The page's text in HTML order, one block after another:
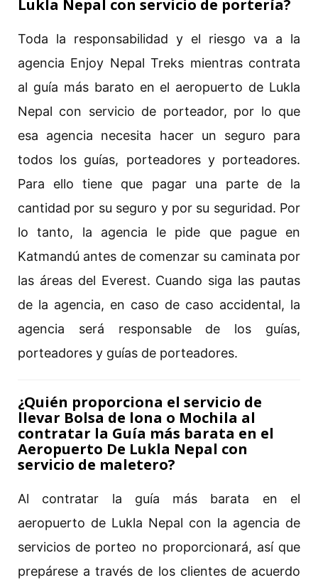
Lukla Nepal con servicio de portería?
Toda la responsabilidad y el riesgo va a la
agencia Enjoy Nepal Treks mientras contrata
al guía más barato en el aeropuerto de Lukla
Nepal con servicio de porteador, por lo que
esa agencia necesita hacer un seguro para
todos los guías, porteadores y porteadores.
Para ello tiene que pagar una parte de la
cantidad por su seguro y por su seguridad. Por
lo tanto, la agencia le pide que pague en
Katmandú antes de comenzar su caminata por
las áreas del Everest. Cuando siga las pautas
de la agencia, en caso de caso accidental, la
agencia será responsable de los guías,
porteadores y guías de porteadores.
¿Quién proporciona el servicio de
llevar Bolsa de lona o Mochila al
contratar la Guía más barata en el
Aeropuerto De Lukla Nepal con
servicio de maletero?
Al contratar la guía más barata en el
aeropuerto de Lukla Nepal con la agencia de
servicios de porteo no proporcionará, así que
prepárese a través de los clientes de acuerdo